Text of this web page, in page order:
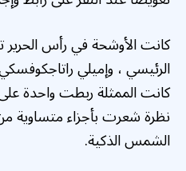
كانت الأوشحة في رأس الحرير
الرئيسي ، وإميلي
كانت الممثلة ربطت واحدة
نظرة شعرت بأجزاء متساوية
الشمس الذكية.